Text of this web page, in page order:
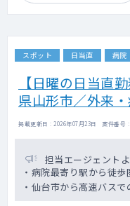
スポット 日当直 病院
【日曜の日当直
県山形市／外来
掲載更新日 : 2026年07月23日 案件番号
担当エージェント
・病院最寄り駅から徒
・仙台市から高速バス